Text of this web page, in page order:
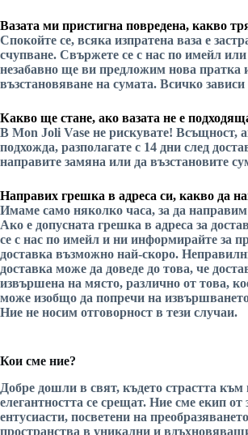
Вазата ми пристигна повредена, какво
Спокойте се, всяка изпратена ваза е
счупване. Свържете се с нас по имейл
незабавно ще ви предложим нова пратка
възстановяване на сумата. Всичко зависи
Какво ще стане, ако вазата не е
В Mon Joli Vase не рискувате! Всъщност,
подхожда, разполагате с 14 дни след
направите замяна или да възстановите
Направих грешка в адреса си, какво да
Имаме само няколко часа, за да
Ако е допусната грешка в адреса за
се с нас по имейл и ни информирайте за
доставка възможно най-скоро.
доставка може да доведе до това, че
извършена на място, различно от това,
може изобщо да попречи на
Ние не носим отговорност в тези случаи.
Кои сме ние?
Добре дошли в свят, където страстта към
елегантността се срещат. Ние сме екип от
ентусиасти, посветени на
пространства в уникални и